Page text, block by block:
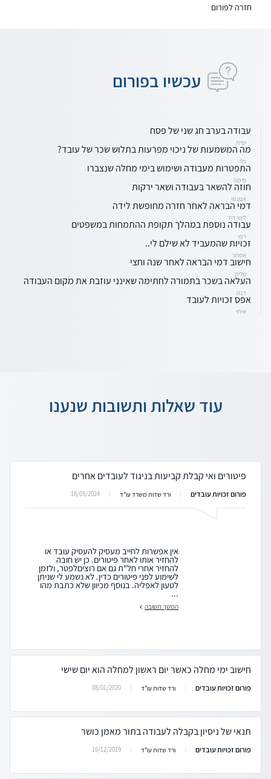
חזרה לפורום
עכשיו בפורום
עבודה בערב חג שני של פסח
יפית
מה המשמעות של ניכוי מפרעות בתלוש שכר של עובד?
גלי
התפטרות מעבודה ושימוש בימי מחלה שנצברו
סימה
חוזה להשאר בעבודה ושאר ירקות
אנונמי
דמי הבראה לאחר חזרה מחופשת לידה
לינוי דוד
עבודה נוספת במהלך תקופת ההתמחות במשפטים
רמי
זכויות שהמעביד לא שילם לי..
אסתר
חישוב דמי הבראה לאחר שנה וחצי
טליה
העלאה בשכר בתמורה לחתימה שאינני עוזבת את מקום העבודה
דנה
אפס זכויות לעובד
איתי
עוד שאלות ותשובות שנענו
פיטורים ואי קבלת קביעות בניגוד לעובדים אחרים
פורום זכויות עובדים ורד שדות משרד עו"ד 18/05/2024
אין אפשרות לחייב מעסיק להעסיק עובד או
להחזיר אותו לאחר פיטורים. כן יש חובה
להחזיר אחרי חל"ת גם אם רוציםלפטר, ולזמן
לשימוע לפני פיטורים כדין. לא נשמע לי שניתן
לטעון לאפליה. בנוסף מכיוון שלא כתבת מהו
...
המשך תשובה
חישוב ימי מחלה כאשר יום ראשון למחלה הוא יום שישי
פורום זכויות עובדים ורד שדות עו"ד 08/01/2020
תנאי של ניסיון בקבלה לעבודה בתור מאמן כושר
פורום זכויות עובדים ורד שדות עו"ד 16/12/2019